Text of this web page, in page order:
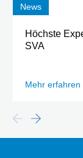
News
Höchste
SVA
Mehr erfahren